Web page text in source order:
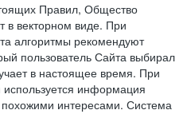
Правил, Общество
в векторном виде. При
алгоритмы рекомендуют
пользователь Сайта выбирал
в настоящее время. При
информация
интересами. Система